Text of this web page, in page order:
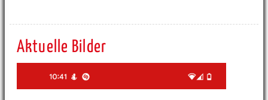
Aktuelle Bilder